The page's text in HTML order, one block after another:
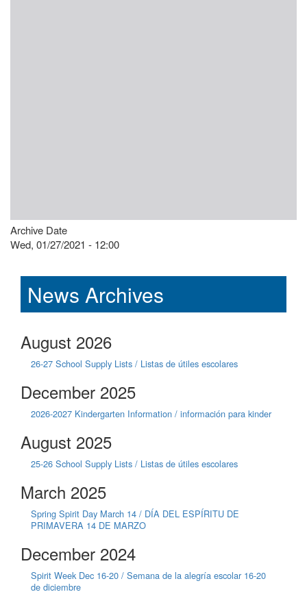
Archive Date
Wed, 01/27/2021 - 12:00
News Archives
August 2026
26-27 School Supply Lists / Listas de útiles escolares
December 2025
2026-2027 Kindergarten Information / información para kinder
August 2025
25-26 School Supply Lists / Listas de útiles escolares
March 2025
Spring Spirit Day March 14 / DÍA DEL ESPÍRITU DE
PRIMAVERA 14 DE MARZO
December 2024
Spirit Week Dec 16-20 / Semana de la alegría escolar 16-20
de diciembre